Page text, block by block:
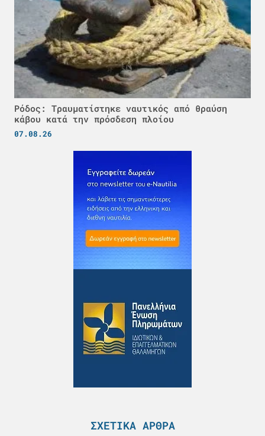
Ρόδος: Τραυματίστηκε ναυτικός από θραύση
κάβου κατά την πρόσδεση πλοίου
07.08.26
ΣΧΕΤΙΚΆ ΆΡΘΡΑ